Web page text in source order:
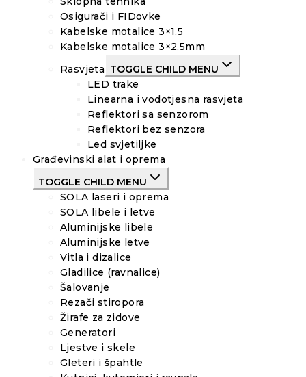
Osigurači i FIDovke
Kabelske motalice 3×1,5
Kabelske motalice 3×2,5mm
Rasvjeta TOGGLE CHILD MENU
LED trake
Linearna i vodotjesna rasvjeta
Reflektori sa senzorom
Reflektori bez senzora
Led svjetiljke
Građevinski alat i oprema
TOGGLE CHILD MENU
SOLA laseri i oprema
SOLA libele i letve
Aluminijske libele
Aluminijske letve
Vitla i dizalice
Gladilice (ravnalice)
Šalovanje
Rezači stiropora
Žirafe za zidove
Generatori
Ljestve i skele
Gleteri i špahtle